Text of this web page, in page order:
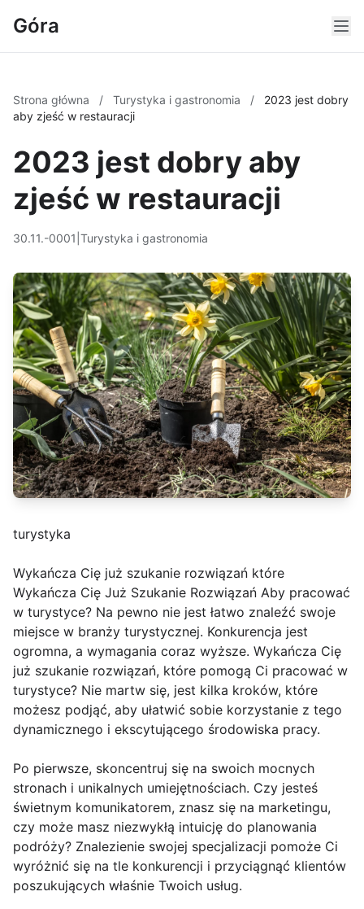
Góra
Strona główna / Turystyka i gastronomia /
2023 jest dobry
aby zjeść w restauracji
2023 jest dobry aby
zjeść w restauracji
30.11.-0001 Turystyka i gastronomia
turystyka
Wykańcza Cię już szukanie rozwiązań które
Wykańcza Cię Już Szukanie Rozwiązań Aby pracować
w turystyce? Na pewno nie jest łatwo znaleźć swoje
miejsce w branży turystycznej. Konkurencja jest
ogromna, a wymagania coraz wyższe. Wykańcza Cię
już szukanie rozwiązań, które pomogą Ci pracować w
turystyce? Nie martw się, jest kilka kroków, które
możesz podjąć, aby ułatwić sobie korzystanie z tego
dynamicznego i ekscytującego środowiska pracy.
Po pierwsze, skoncentruj się na swoich mocnych
stronach i unikalnych umiejętnościach. Czy jesteś
świetnym komunikatorem, znasz się na marketingu,
czy może masz niezwykłą intuicję do planowania
podróży? Znalezienie swojej specjalizacji pomoże Ci
wyróżnić się na tle konkurencji i przyciągnąć klientów
poszukujących właśnie Twoich usług.